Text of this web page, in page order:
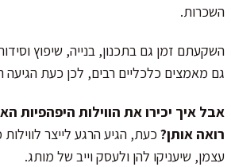
השכרות.
השקעתם זמן גם בתכנון, בנייה, שיפוץ
גם מאמצים כלכליים רבים, לכן כעת
אבל איך יכירו את הווילות
רואה אותן? כעת, הגיע הרגע לייצר לווילות
עצמן, שיעניקו להן ולעסק וייב של מותג.